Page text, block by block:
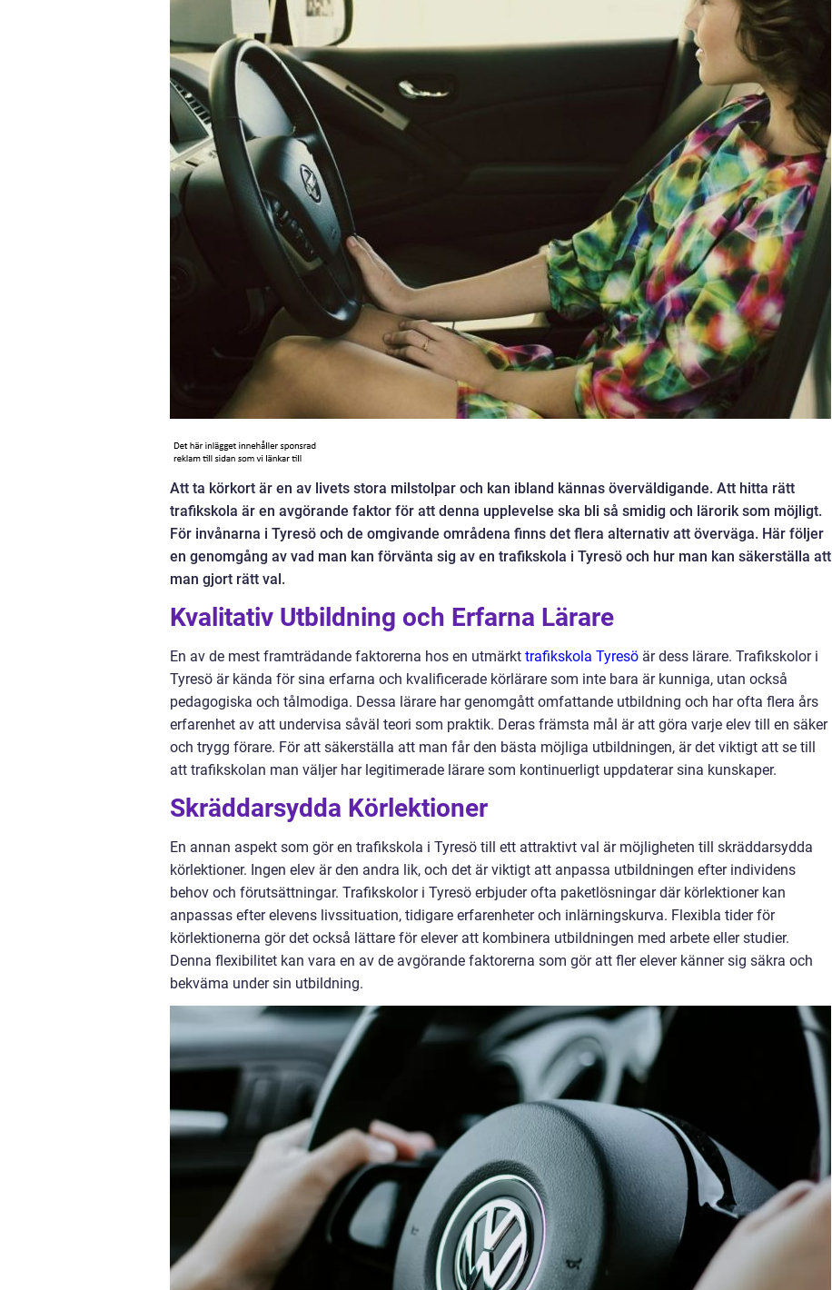
Att ta körkort är en av livets stora milstolpar och kan ibland kännas överväldigande. Att hitta rätt
trafikskola är en avgörande faktor för att denna upplevelse ska bli så smidig och lärorik som möjligt.
För invånarna i Tyresö och de omgivande områdena finns det flera alternativ att överväga. Här följer
en genomgång av vad man kan förvänta sig av en trafikskola i Tyresö och hur man kan säkerställa att
man gjort rätt val.
Kvalitativ Utbildning och Erfarna Lärare
En av de mest framträdande faktorerna hos en utmärkt trafikskola Tyresö är dess lärare. Trafikskolor i
Tyresö är kända för sina erfarna och kvalificerade körlärare som inte bara är kunniga, utan också
pedagogiska och tålmodiga. Dessa lärare har genomgått omfattande utbildning och har ofta flera års
erfarenhet av att undervisa såväl teori som praktik. Deras främsta mål är att göra varje elev till en säker
och trygg förare. För att säkerställa att man får den bästa möjliga utbildningen, är det viktigt att se till
att trafikskolan man väljer har legitimerade lärare som kontinuerligt uppdaterar sina kunskaper.
Skräddarsydda Körlektioner
En annan aspekt som gör en trafikskola i Tyresö till ett attraktivt val är möjligheten till skräddarsydda
körlektioner. Ingen elev är den andra lik, och det är viktigt att anpassa utbildningen efter individens
behov och förutsättningar. Trafikskolor i Tyresö erbjuder ofta paketlösningar där körlektioner kan
anpassas efter elevens livssituation, tidigare erfarenheter och inlärningskurva. Flexibla tider för
körlektionerna gör det också lättare för elever att kombinera utbildningen med arbete eller studier.
Denna flexibilitet kan vara en av de avgörande faktorerna som gör att fler elever känner sig säkra och
bekväma under sin utbildning.